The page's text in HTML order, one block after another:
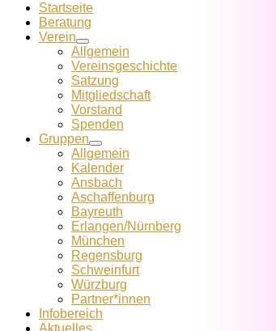
Startseite
Beratung
Verein
Allgemein
Vereins­geschichte
Satzung
Mitglied­schaft
Vorstand
Spenden
Gruppen
Allgemein
Kalender
Ansbach
Aschaffenburg
Bayreuth
Erlangen/Nürnberg
München
Regensburg
Schweinfurt
Würzburg
Partner*innen
Infobereich
Aktuelles